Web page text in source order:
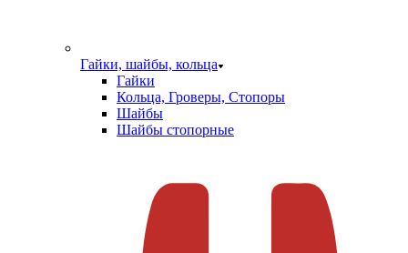
Гайки, шайбы, кольца
Гайки
Кольца, Гроверы, Стопоры
Шайбы
Шайбы стопорные